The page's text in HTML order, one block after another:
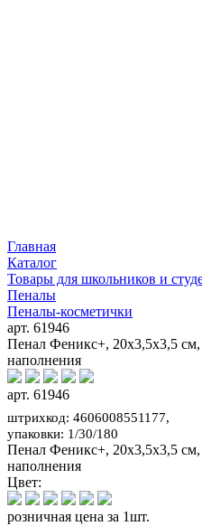
Главная
Каталог
Товары для школьников и
Пеналы
Пеналы-косметички
арт. 61946
Пенал Феникс+, 20x3,5x3,5 см,
наполнения
арт. 61946
штрихкод: 4606008551177,
упаковки: 1/30/180
Пенал Феникс+, 20x3,5x3,5 см,
наполнения
Цвет:
розничная цена за 1шт.